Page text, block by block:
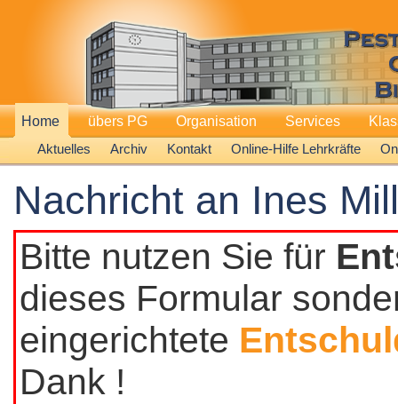
Home
Aktuelles
Archiv Kontakt Online-Hilfe Lehrkräfte
übers PG Organisation Services
Nachricht an Ines
Bitte nutzen Sie für
dieses Formular
eingerichtete
Dank !